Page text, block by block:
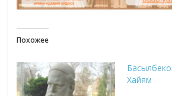
Похожее
Хайям